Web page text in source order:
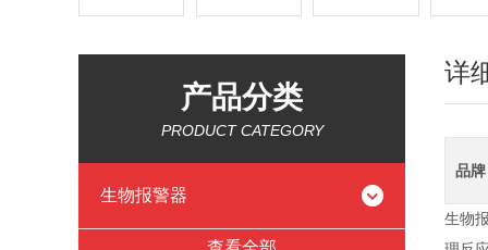
产品分类
PRODUCT CATEGORY
生物报警器
详
品牌
生物